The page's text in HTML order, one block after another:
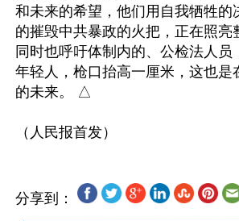
和未来的希望，他们用自我牺牲的
的摧毁中共暴政的火把，正在照亮
同时也呼吁体制内的、公检法人员
年轻人，枪口抬高一厘米，这也是
的未来。 △
分享到：